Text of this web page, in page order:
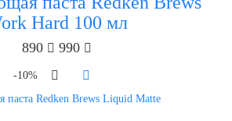
Hard 100 мл
890 990
-10%